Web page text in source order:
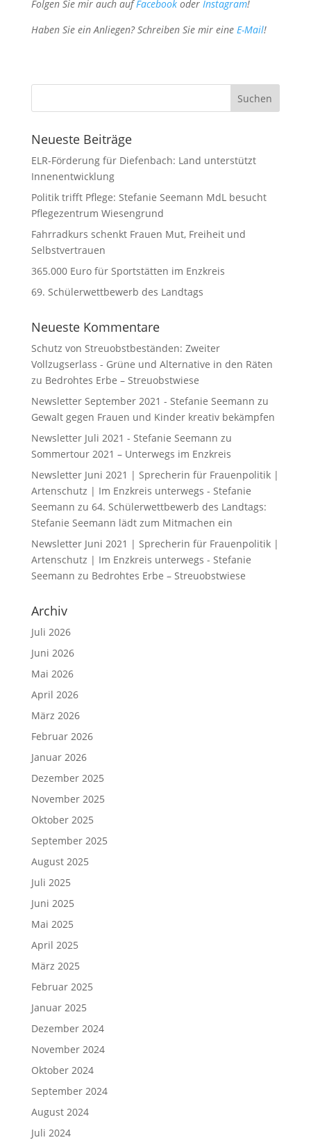
Folgen Sie mir auch aufFacebookoder Instagram!
Haben Sie ein Anliegen? Schreiben Sie mir eine E-Mail!
Neueste Beiträge
ELR-Förderung für Diefenbach: Land unterstützt
Innenentwicklung
Politik trifft Pflege: Stefanie Seemann MdL besucht
Pflegezentrum Wiesengrund
Fahrradkurs schenkt Frauen Mut, Freiheit und
Selbstvertrauen
365.000 Euro für Sportstätten im Enzkreis
69. Schülerwettbewerb des Landtags
Neueste Kommentare
Schutz von Streuobstbeständen: Zweiter
Vollzugserlass - Grüne und Alternative in den Räten
zu Bedrohtes Erbe – Streuobstwiese
Newsletter September 2021 - Stefanie Seemann zu
Gewalt gegen Frauen und Kinder kreativ bekämpfen
Newsletter Juli 2021 - Stefanie Seemann zu
Sommertour 2021 – Unterwegs im Enzkreis
Newsletter Juni 2021 | Sprecherin für Frauenpolitik |
Artenschutz | Im Enzkreis unterwegs - Stefanie
Seemann zu 64. Schülerwettbewerb des Landtags:
Stefanie Seemann lädt zum Mitmachen ein
Newsletter Juni 2021 | Sprecherin für Frauenpolitik |
Artenschutz | Im Enzkreis unterwegs - Stefanie
Seemann zu Bedrohtes Erbe – Streuobstwiese
Archiv
Juli 2026
Juni 2026
Mai 2026
April 2026
März 2026
Februar 2026
Januar 2026
Dezember 2025
November 2025
Oktober 2025
September 2025
August 2025
Juli 2025
Juni 2025
Mai 2025
April 2025
März 2025
Februar 2025
Januar 2025
Dezember 2024
November 2024
Oktober 2024
September 2024
August 2024
Juli 2024